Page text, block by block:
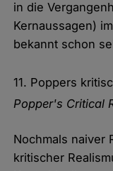
in die
Kernaussagen)
bekannt schon
11. Poppers
Popper's Critical
Nochmals naiver
kritischer